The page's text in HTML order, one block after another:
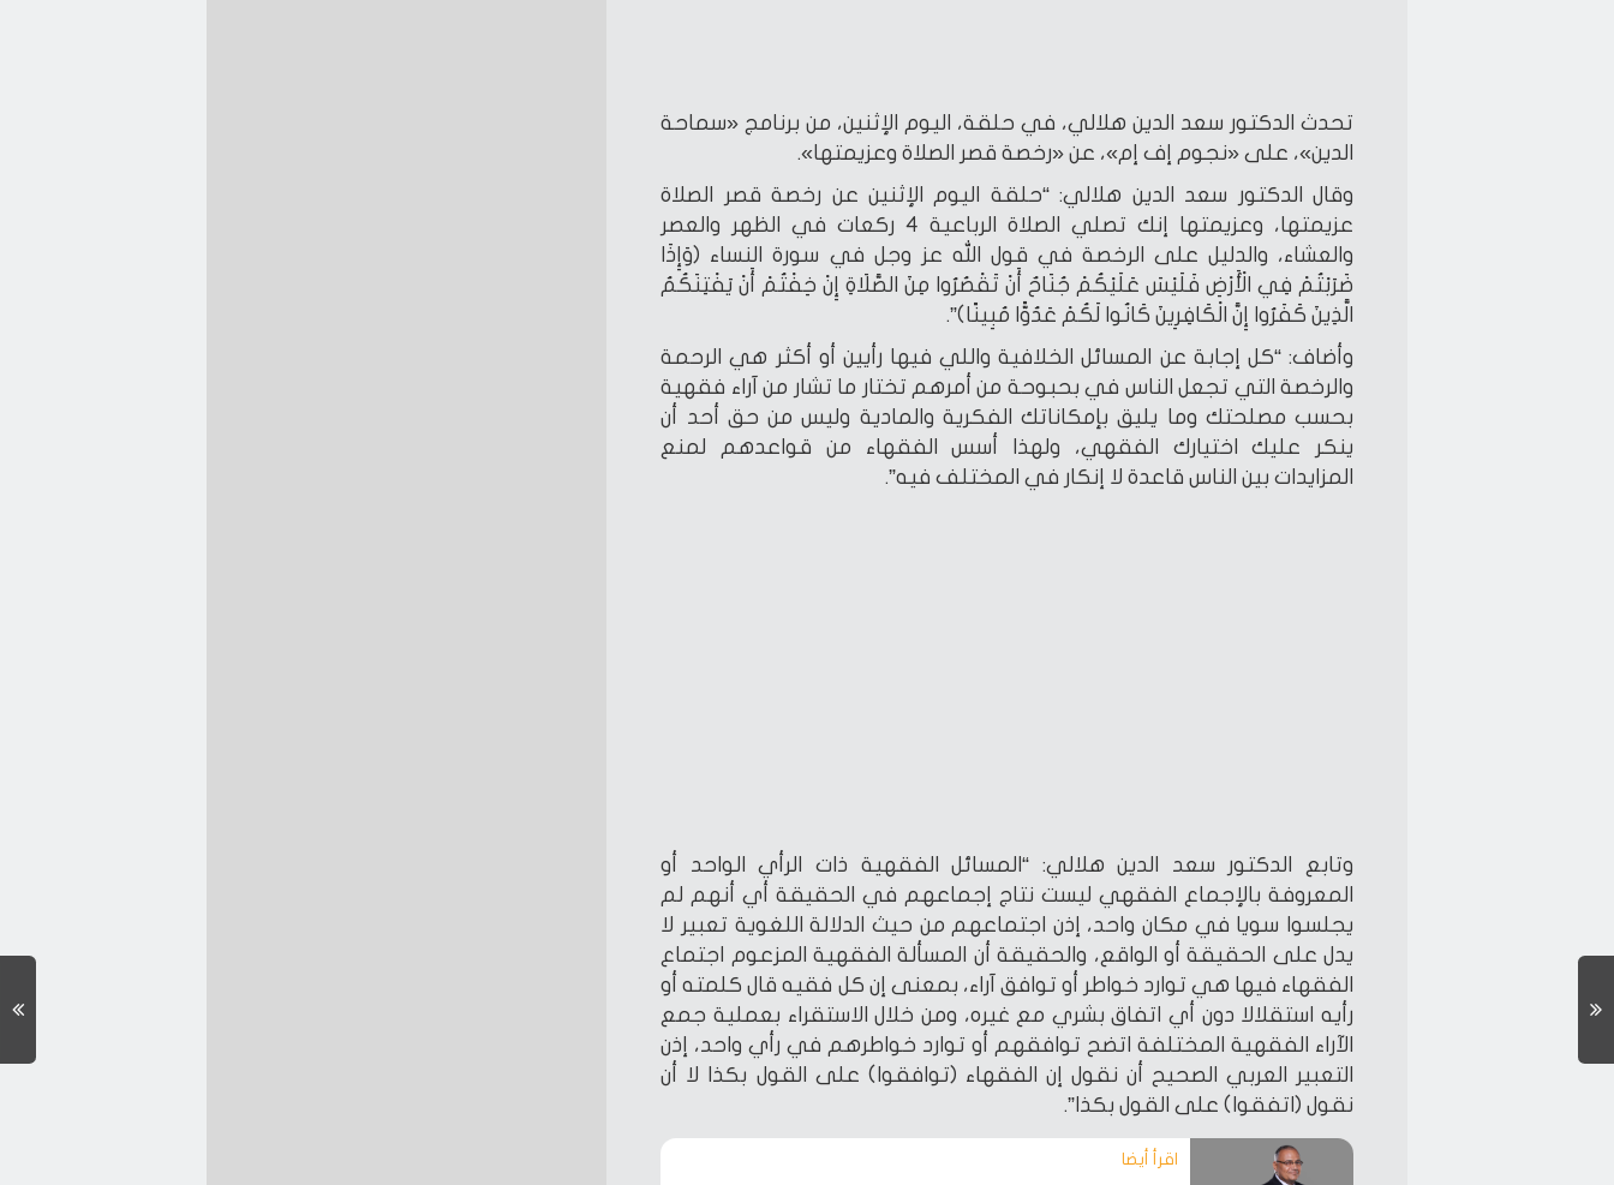
تحدث الدكتور سعد الدين هلالي، في حلقة، اليوم الإثنين، من برنامج «سماحة
الدين»، على «نجوم إف إم»، عن «رخصة قصر الصلاة وعزيمتها».
وقال الدكتور سعد الدين هلالي: “حلقة اليوم الإثنين عن رخصة قصر الصلاة
عزيمتها، وعزيمتها إنك تصلي الصلاة الرباعية 4 ركعات في الظهر والعصر
والعشاء، والدليل على الرخصة في قول الله عز وجل في سورة النساء (وَإِذَا
ضَرَبْتُمْ فِي الْأَرْضِ فَلَيْسَ عَلَيْكُمْ جُنَاحٌ أَنْ تَقْصُرُوا مِنَ الصَّلَاةِ إِنْ خِفْتُمْ أَنْ يَفْتِنَكُمُ
الَّذِينَ كَفَرُوا إِنَّ الْكَافِرِينَ كَانُوا لَكُمْ عَدُوًّا مُبِينًا)”.
وأضاف: “كل إجابة عن المسائل الخلافية واللي فيها رأيين أو أكثر هي الرحمة
والرخصة التي تجعل الناس في بحبوحة من أمرهم تختار ما تشار من آراء فقهية
بحسب مصلحتك وما يليق بإمكاناتك الفكرية والمادية وليس من حق أحد أن
ينكر عليك اختيارك الفقهي، ولهذا أسس الفقهاء من قواعدهم لمنع
المزايدات بين الناس قاعدة لا إنكار في المختلف فيه”.
وتابع الدكتور سعد الدين هلالي: “المسائل الفقهية ذات الرأي الواحد أو
المعروفة بالإجماع الفقهي ليست نتاج إجماعهم في الحقيقة أي أنهم لم
يجلسوا سويا في مكان واحد، إذن اجتماعهم من حيث الدلالة اللغوية تعبير لا
يدل على الحقيقة أو الواقع، والحقيقة أن المسألة الفقهية المزعوم اجتماع
الفقهاء فيها هي توارد خواطر أو توافق آراء، بمعنى إن كل فقيه قال كلمته أو
رأيه استقلالا دون أي اتفاق بشري مع غيره، ومن خلال الاستقراء بعملية جمع
الآراء الفقهية المختلفة اتضح توافقهم أو توارد خواطرهم في رأي واحد، إذن
التعبير العربي الصحيح أن نقول إن الفقهاء (توافقوا) على القول بكذا لا أن
نقول (اتفقوا) على القول بكذا”.
اقرأ أيضا‎